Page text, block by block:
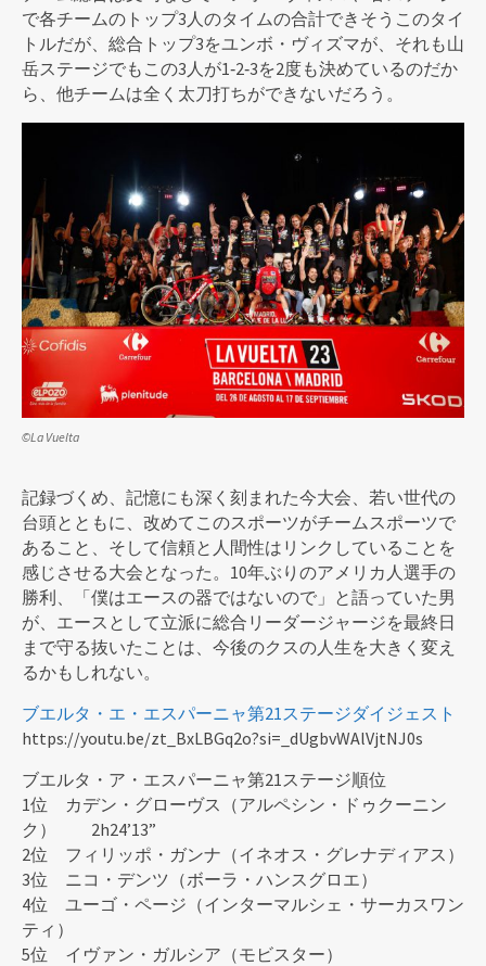
で各チームのトップ3人のタイムの合計できそうこのタイ
トルだが、総合トップ3をユンボ・ヴィズマが、それも山
岳ステージでもこの3人が1‐2‐3を2度も決めているのだか
ら、他チームは全く太刀打ちができないだろう。
©La Vuelta
記録づくめ、記憶にも深く刻まれた今大会、若い世代の
台頭とともに、改めてこのスポーツがチームスポーツで
あること、そして信頼と人間性はリンクしていることを
感じさせる大会となった。10年ぶりのアメリカ人選手の
勝利、「僕はエースの器ではないので」と語っていた男
が、エースとして立派に総合リーダージャージを最終日
まで守る抜いたことは、今後のクスの人生を大きく変え
るかもしれない。
ブエルタ・エ・エスパーニャ第21ステージダイジェスト
https://youtu.be/zt_BxLBGq2o?si=_dUgbvWAlVjtNJ0s
ブエルタ・ア・エスパーニャ第21ステージ順位
1位 カデン・グローヴス（アルペシン・ドゥクーニン
ク） 2h24’13”
2位 フィリッポ・ガンナ（イネオス・グレナディアス）
3位 ニコ・デンツ（ボーラ・ハンスグロエ）
4位 ユーゴ・ページ（インターマルシェ・サーカスワン
ティ）
5位 イヴァン・ガルシア（モビスター）